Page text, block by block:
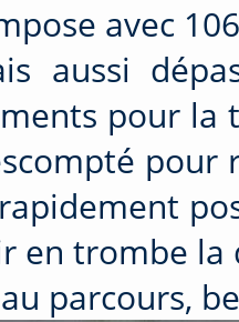
avec
aussi
pour la
en trombe la
parcours,